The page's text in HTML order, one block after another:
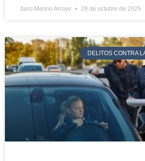
Jairo Merino Arroyo 28 de octubre de 2025
DELITOS CONTRA